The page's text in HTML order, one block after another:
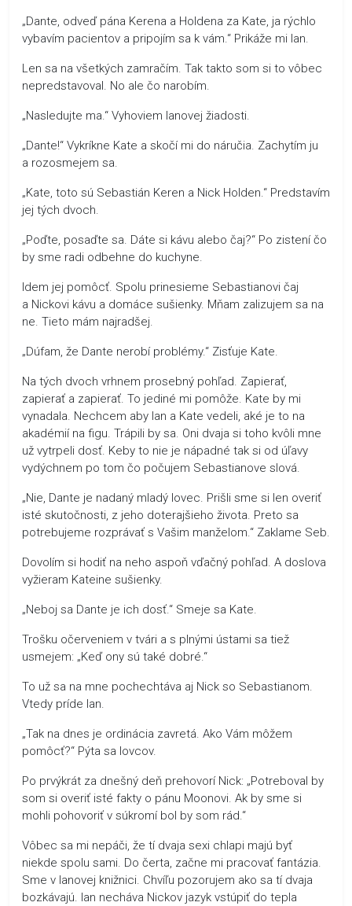
„Dante, odveď pána Kerena a Holdena za Kate, ja rýchlo
vybavím pacientov a pripojím sa k vám.“ Prikáže mi Ian.
Len sa na všetkých zamračím. Tak takto som si to vôbec
nepredstavoval. No ale čo narobím.
„Nasledujte ma.“ Vyhoviem Ianovej žiadosti.
„Dante!“ Vykríkne Kate a skočí mi do náručia. Zachytím ju
a rozosmejem sa.
„Kate, toto sú Sebastián Keren a Nick Holden.“ Predstavím
jej tých dvoch.
„Poďte, posaďte sa. Dáte si kávu alebo čaj?“ Po zistení čo
by sme radi odbehne do kuchyne.
Idem jej pomôcť. Spolu prinesieme Sebastianovi čaj
a Nickovi kávu a domáce sušienky. Mňam zalizujem sa na
ne. Tieto mám najradšej.
„Dúfam, že Dante nerobí problémy.“ Zisťuje Kate.
Na tých dvoch vrhnem prosebný pohľad. Zapierať,
zapierať a zapierať. To jediné mi pomôže. Kate by mi
vynadala. Nechcem aby Ian a Kate vedeli, aké je to na
akadémií na figu. Trápili by sa. Oni dvaja si toho kvôli mne
už vytrpeli dosť. Keby to nie je nápadné tak si od úľavy
vydýchnem po tom čo počujem Sebastianove slová.
„Nie, Dante je nadaný mladý lovec. Prišli sme si len overiť
isté skutočnosti, z jeho doterajšieho života. Preto sa
potrebujeme rozprávať s Vašim manželom.“ Zaklame Seb.
Dovolím si hodiť na neho aspoň vďačný pohľad. A doslova
vyžieram Kateine sušienky.
„Neboj sa Dante je ich dosť.“ Smeje sa Kate.
Trošku očerveniem v tvári a s plnými ústami sa tiež
usmejem: „Keď ony sú také dobré.“
To už sa na mne pochechtáva aj Nick so Sebastianom.
Vtedy príde Ian.
„Tak na dnes je ordinácia zavretá. Ako Vám môžem
pomôcť?“ Pýta sa lovcov.
Po prvýkrát za dnešný deň prehovorí Nick: „Potreboval by
som si overiť isté fakty o pánu Moonovi. Ak by sme si
mohli pohovoriť v súkromí bol by som rád.“
Vôbec sa mi nepáči, že tí dvaja sexi chlapi majú byť
niekde spolu sami. Do čerta, začne mi pracovať fantázia.
Sme v Ianovej knižnici. Chvíľu pozorujem ako sa tí dvaja
bozkávajú. Ian necháva Nickov jazyk vstúpiť do tepla